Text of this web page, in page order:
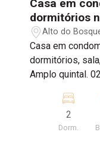
Casa em
dormitórios
Alto do
Casa em
dormitórios,
Amplo quintal.
2
Dorm.